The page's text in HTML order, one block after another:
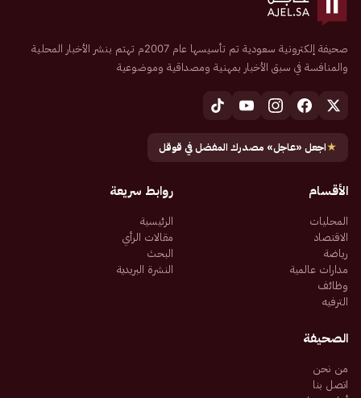
صحيفة إلكترونية سعودية تم تأسيسها عام 2007م تهتم بنشر الأخبار المحلية
والمنافسة في سبق الأخبار بمهنية ومصداقية وموضوعية
★اجعل «عاجل» مصدرك المفضل في قوقل
الأقسام
المحليات
الاقتصاد
رياضة
مدارات عالمية
وظائف
الترفيه
روابط سريعة
الرئيسية
مقالات الرأي
البحث
النشرة البريدية
الصحيفة
من نحن
اتصل بنا